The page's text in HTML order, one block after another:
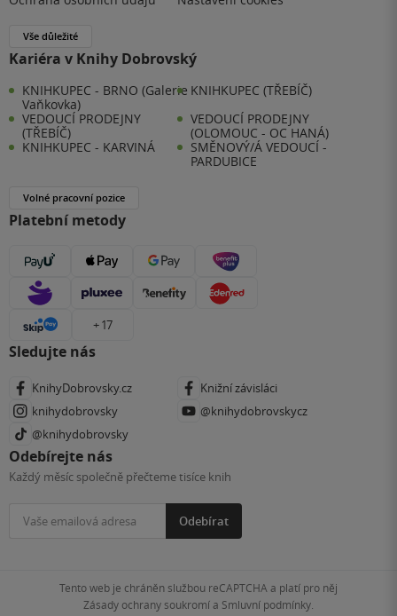
Vše důležité
Kariéra v Knihy Dobrovský
KNIHKUPEC - BRNO (Galerie
Vaňkovka)
KNIHKUPEC (TŘEBÍČ)
VEDOUCÍ PRODEJNY
(TŘEBÍČ)
VEDOUCÍ PRODEJNY
(OLOMOUC - OC HANÁ)
KNIHKUPEC - KARVINÁ
SMĚNOVÝ/Á VEDOUCÍ -
PARDUBICE
Volné pracovní pozice
Platební metody
+ 17
Sledujte nás
KnihyDobrovsky.cz
Knižní závisláci
knihydobrovsky
@knihydobrovskycz
@knihydobrovsky
Odebírejte nás
Každý měsíc společně přečteme tisíce knih
Odebírat
Tento web je chráněn službou reCAPTCHA a platí pro něj
Zásady ochrany soukromía Smluvní podmínky